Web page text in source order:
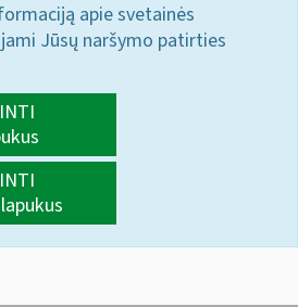
apie svetainės
Jūsų naršymo patirties